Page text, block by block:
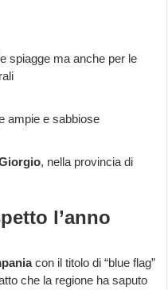
spiagge ma anche per le
ampie e sabbiose
, nella provincia di
l’anno
con il titolo di “blue flag”
che la regione ha saputo